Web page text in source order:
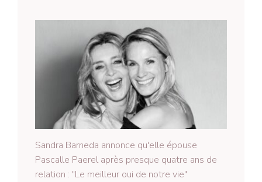
Sandra Barneda annonce qu'elle épouse
Pascalle Paerel après presque quatre ans de
relation : "Le meilleur oui de notre vie"